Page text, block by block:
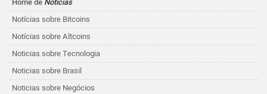
Notícias sobre Bitcoins
Notícias sobre Altcoins
Noticias sobre Tecnologia
Noticias sobre Brasil
Noticias sobre Negócios